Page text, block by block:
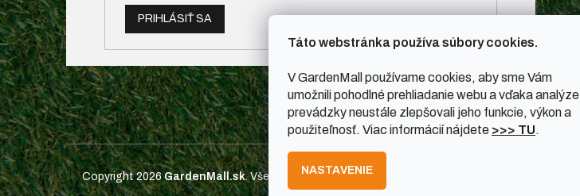
Táto webstránka používa súbory cookies.
V GardenMall používame cookies, aby sme Vám
umožnili pohodlné prehliadanie webu a vďaka analýze
prevádzky neustále zlepšovali jeho funkcie, výkon a
použiteľnosť. Viac informácií nájdete >>> TU.
NASTAVENIE
PRIHLÁSIŤ SA
Copyright 2026GardenMall.sk. Všetky práva vyhradené.